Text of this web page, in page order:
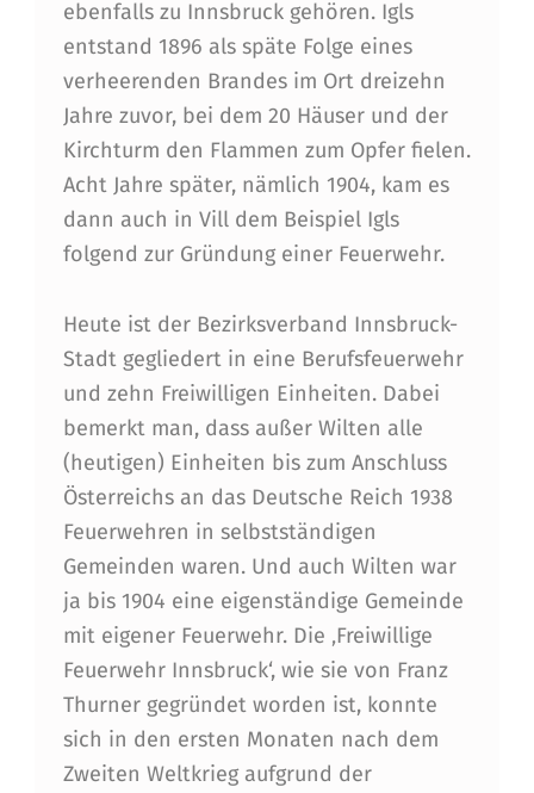
ebenfalls zu Innsbruck gehören. Igls
entstand 1896 als späte Folge eines
verheerenden Brandes im Ort dreizehn
Jahre zuvor, bei dem 20 Häuser und der
Kirchturm den Flammen zum Opfer fielen.
Acht Jahre später, nämlich 1904, kam es
dann auch in Vill dem Beispiel Igls
folgend zur Gründung einer Feuerwehr.
Heute ist der Bezirksverband Innsbruck-
Stadt gegliedert in eine Berufsfeuerwehr
und zehn Freiwilligen Einheiten. Dabei
bemerkt man, dass außer Wilten alle
(heutigen) Einheiten bis zum Anschluss
Österreichs an das Deutsche Reich 1938
Feuerwehren in selbstständigen
Gemeinden waren. Und auch Wilten war
ja bis 1904 eine eigenständige Gemeinde
mit eigener Feuerwehr. Die ‚Freiwillige
Feuerwehr Innsbruck‘, wie sie von Franz
Thurner gegründet worden ist, konnte
sich in den ersten Monaten nach dem
Zweiten Weltkrieg aufgrund der